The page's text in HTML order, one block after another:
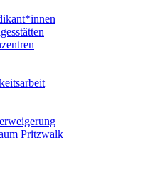
Pritzwalk